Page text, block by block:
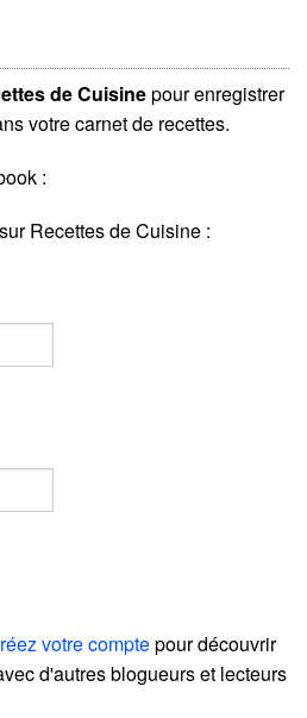
de Cuisinepour enregistrer
votre carnet de recettes.
:
Recettes de Cuisine :
votre comptepour découvrir
d'autres blogueurs et lecteurs